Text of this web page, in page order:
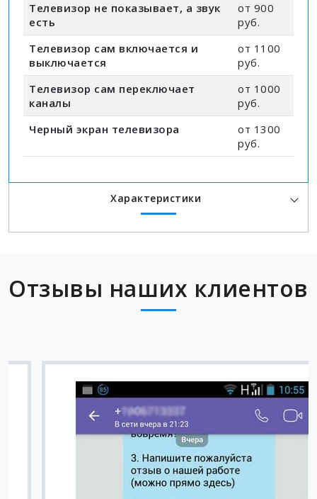
Телевизор не показывает, а звук
есть
от 900
руб.
Телевизор сам включается и
выключается
от 1100
руб.
Телевизор сам переключает
каналы
от 1000
руб.
Черный экран телевизора
от 1300
руб.
Характеристики
Отзывы наших клиентов